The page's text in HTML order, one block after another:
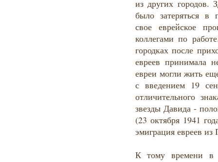
из других городов.
было затеряться в
свое еврейское
коллегами по
городках после
евреев принимала
евреи могли жить
с введением 19
отличительного
звезды Давида -
(23 октября 1941
эмиграция евреев из
К тому времени в